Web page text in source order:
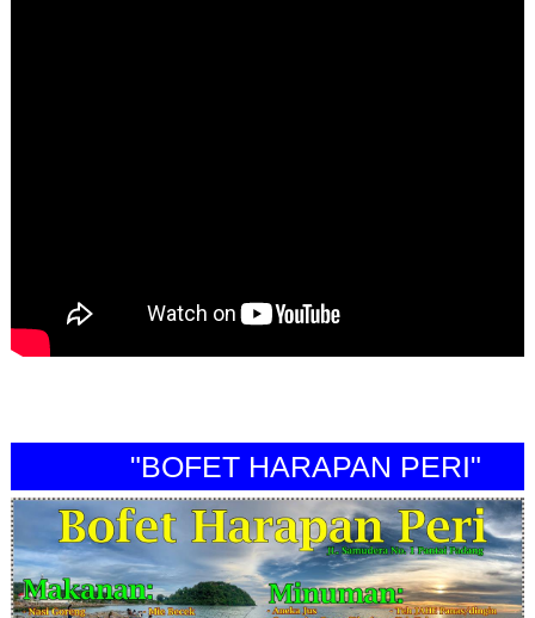
"BOFET HARAPAN PERI"